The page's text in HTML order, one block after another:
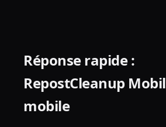
Réponse rapide :
RepostCleanup
mobile